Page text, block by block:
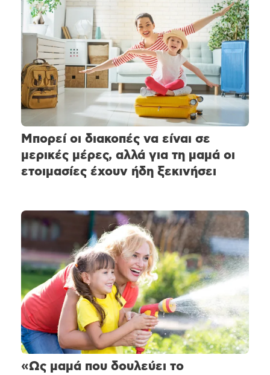
Μπορεί οι διακοπές να είναι σε
μερικές μέρες, αλλά για τη μαμά οι
ετοιμασίες έχουν ήδη ξεκινήσει
«Ως μαμά που δουλεύει το